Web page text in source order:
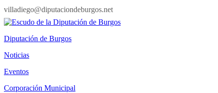
villadiego@diputaciondeburgos.net
Diputación de Burgos
Noticias
Eventos
Corporación Municipal